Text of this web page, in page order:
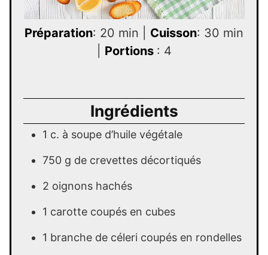
Préparation: 20 min | Cuisson: 30 min
Portions : 4
Ingrédients
1 c. à soupe d’huile végétale
750 g de crevettes décortiqués
2 oignons hachés
1 carotte coupés en cubes
1 branche de céleri coupés en rondelles